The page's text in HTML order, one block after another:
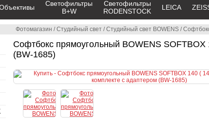
Фотомагазин /Студийный свет /Студийный свет BOWENS /
Софтбокс прямоугольный BOWENS
(BW-1685)
Светофильтры
B+W
Светофильтры
RODENSTOCK
LEICA